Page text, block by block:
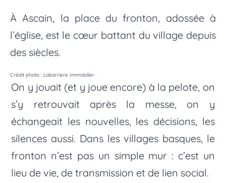
À Ascain, la place du fronton, adossée à
l’église, est le cœur battant du village depuis
des siècles.
Crédit photo : Labarriere Immobilier
On y jouait (et y joue encore) à la pelote, on
s’y retrouvait après la messe, on y
échangeait les nouvelles, les décisions, les
silences aussi. Dans les villages basques, le
fronton n’est pas un simple mur : c’est un
lieu de vie, de transmission et de lien social.